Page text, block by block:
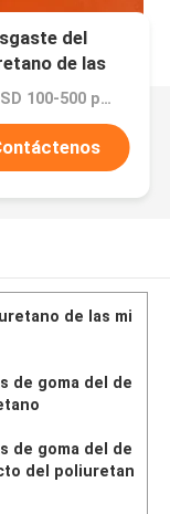
del
de las
Precio：USD 100-500 per roll
de las mi
de goma del de
de goma del de
del poliuretan